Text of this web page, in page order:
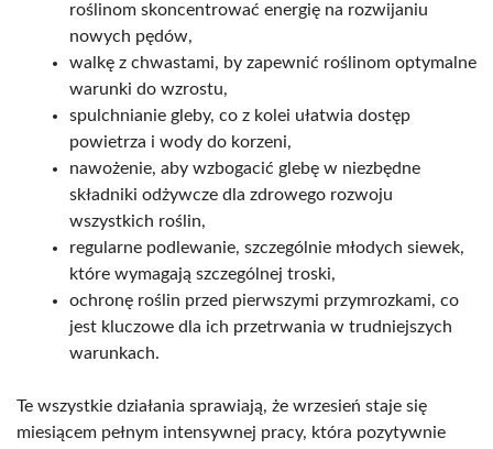
roślinom skoncentrować energię na rozwijaniu
nowych pędów,
walkę z chwastami, by zapewnić roślinom optymalne
warunki do wzrostu,
spulchnianie gleby, co z kolei ułatwia dostęp
powietrza i wody do korzeni,
nawożenie, aby wzbogacić glebę w niezbędne
składniki odżywcze dla zdrowego rozwoju
wszystkich roślin,
regularne podlewanie, szczególnie młodych siewek,
które wymagają szczególnej troski,
ochronę roślin przed pierwszymi przymrozkami, co
jest kluczowe dla ich przetrwania w trudniejszych
warunkach.
Te wszystkie działania sprawiają, że wrzesień staje się
miesiącem pełnym intensywnej pracy, która pozytywnie